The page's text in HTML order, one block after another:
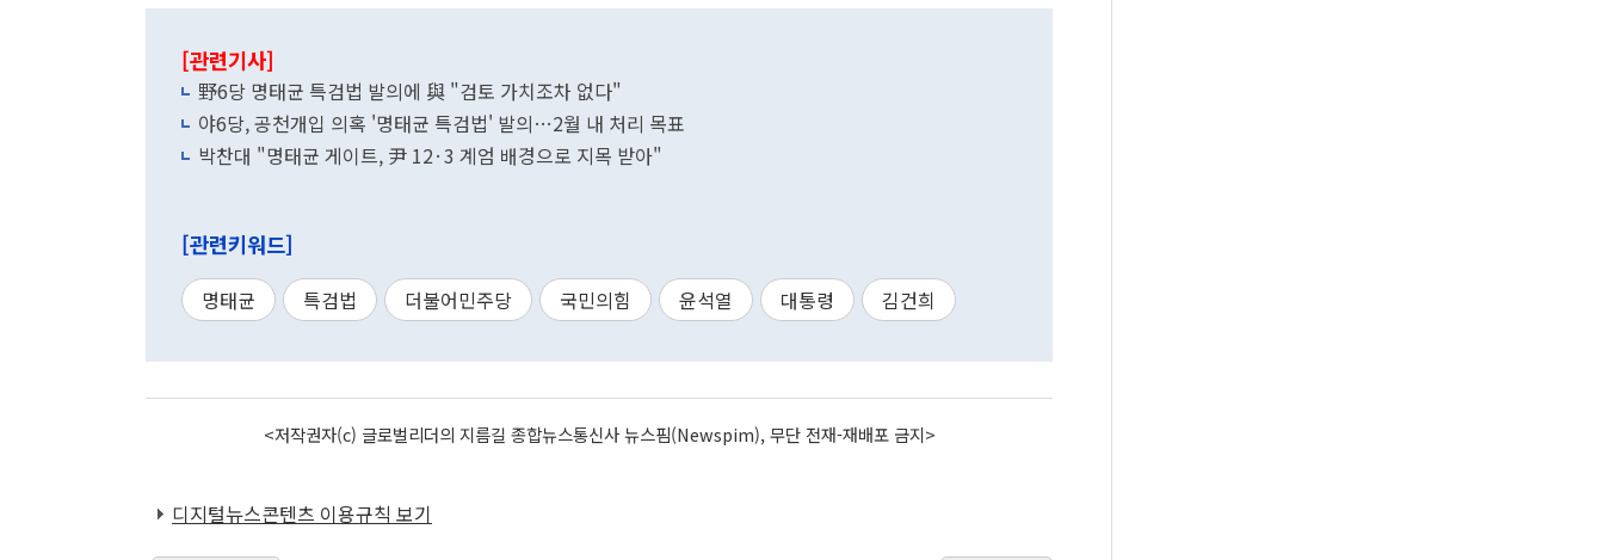
[관련기사]
野6당 명태균 특검법 발의에 與 "검토 가치조차 없다"
야6당, 공천개입 의혹 '명태균 특검법' 발의…2월 내 처리 목표
박찬대 "명태균 게이트, 尹 12·3 계엄 배경으로 지목 받아"
[관련키워드]
명태균 특검법 더불어민주당 국민의힘 윤석열 대통령 김건희
<저작권자(c) 글로벌리더의 지름길 종합뉴스통신사 뉴스핌(Newspim), 무단 전재-재배포 금지>
디지털뉴스콘텐츠 이용규칙 보기